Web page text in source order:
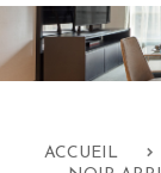
ACCUEIL